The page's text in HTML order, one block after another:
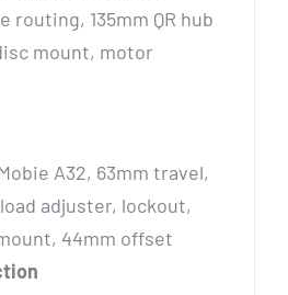
routing, 135mm QR hub
mount, motor
A32, 63mm travel,
adjuster, lockout,
44mm offset